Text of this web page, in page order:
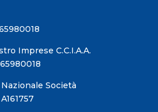
Imprese C.C.I.A.A.
Società